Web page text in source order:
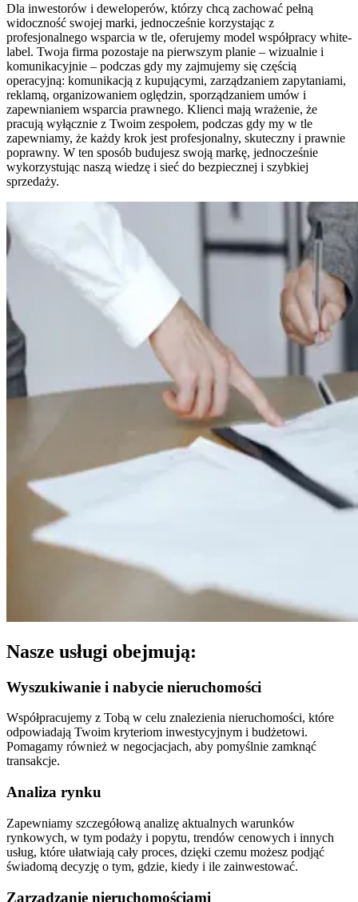
Dla inwestorów i deweloperów, którzy chcą zachować pełną
widoczność swojej marki, jednocześnie korzystając z
profesjonalnego wsparcia w tle, oferujemy model współpracy white-
label. Twoja firma pozostaje na pierwszym planie – wizualnie i
komunikacyjnie – podczas gdy my zajmujemy się częścią
operacyjną: komunikacją z kupującymi, zarządzaniem zapytaniami,
reklamą, organizowaniem oględzin, sporządzaniem umów i
zapewnianiem wsparcia prawnego. Klienci mają wrażenie, że
pracują wyłącznie z Twoim zespołem, podczas gdy my w tle
zapewniamy, że każdy krok jest profesjonalny, skuteczny i prawnie
poprawny. W ten sposób budujesz swoją markę, jednocześnie
wykorzystując naszą wiedzę i sieć do bezpiecznej i szybkiej
sprzedaży.
Nasze usługi obejmują:
Wyszukiwanie i nabycie nieruchomości
Współpracujemy z Tobą w celu znalezienia nieruchomości, które
odpowiadają Twoim kryteriom inwestycyjnym i budżetowi.
Pomagamy również w negocjacjach, aby pomyślnie zamknąć
transakcje.
Analiza rynku
Zapewniamy szczegółową analizę aktualnych warunków
rynkowych, w tym podaży i popytu, trendów cenowych i innych
usług, które ułatwiają cały proces, dzięki czemu możesz podjąć
świadomą decyzję o tym, gdzie, kiedy i ile zainwestować.
Zarządzanie nieruchomościami